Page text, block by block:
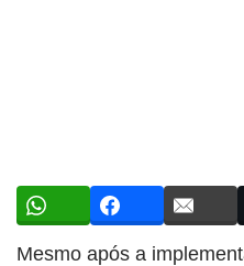
Mesmo após a